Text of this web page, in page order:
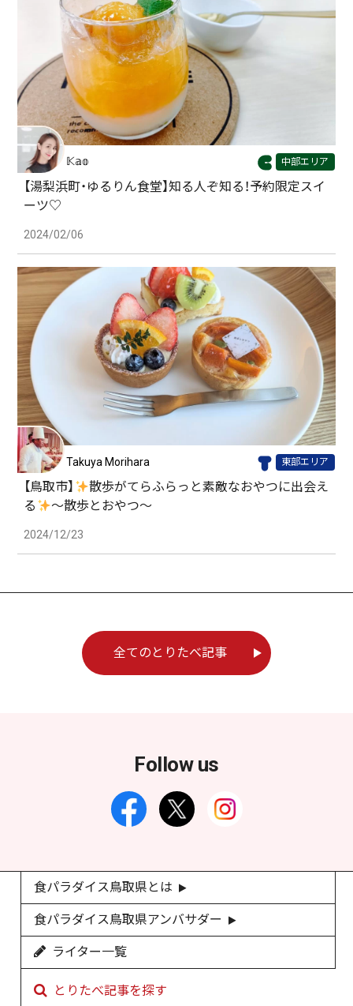
𝕂𝕒𝕠 中部エリア
【湯梨浜町・ゆるりん食堂】知る人ぞ知る！予約限定スイ
ーツ♡
2024/02/06
Takuya Morihara 東部エリア
【鳥取市】
散歩がてらふらっと素敵なおやつに出会え
る
〜散歩とおやつ〜
2024/12/23
全てのとりたべ記事
Follow us
食パラダイス鳥取県とは
食パラダイス鳥取県アンバサダー
ライター一覧
とりたべ記事を探す